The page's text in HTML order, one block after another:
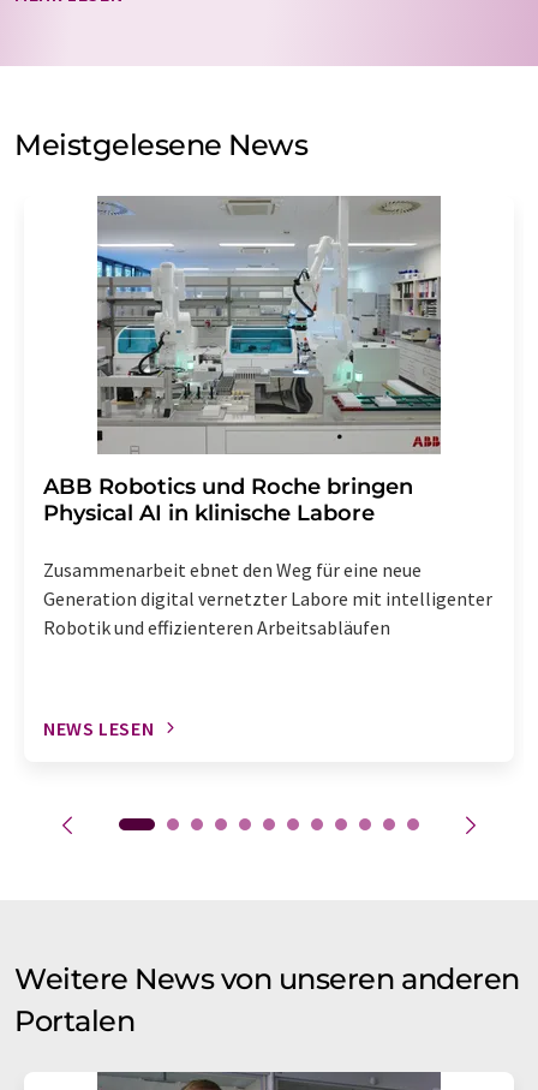
auf Basis unsererDatenschutzerklärung. LUMITOS darf
Meinungsforschung per E-Mail kontaktieren. Ihre
Einwilligung können Sie jederzeit ohne Angabe von
Str. 2, 12489 Berlin oder per E-Mail unter
widerruf@lumitos.commit Wirkung für die Zukunft
widerrufen. Zudem ist in jeder E-Mail ein Link zur
Abbestellung des entsprechenden Newsletters
enthalten.
Meistgelesene News
​​​​​​​ABB Robotics und Roche bringen
Physical AI in klinische Labore
Zusammenarbeit ebnet den Weg für eine neue
Generation digital vernetzter Labore mit intelligenter
Robotik und effizienteren Arbeitsabläufen
NEWS LESEN
Weitere News von unseren anderen
Portalen